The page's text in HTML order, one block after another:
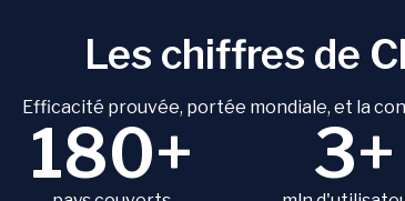
Les chiffres de
Efficacité prouvée, portée mondiale, et la
180+ 3+